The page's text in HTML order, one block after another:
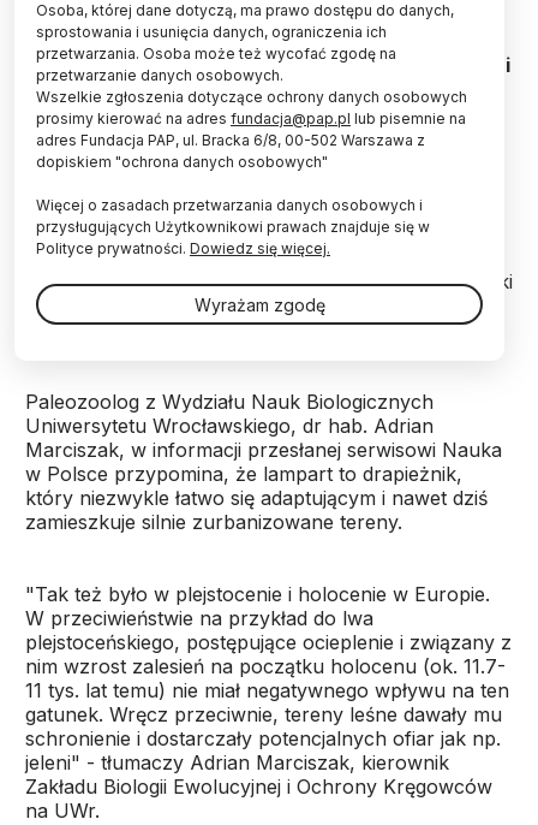
konkurentem, wilkiem jaskiniowym. Rysunek W. Gornig (fragm.)
Szczątki kopalnego lamparta, znalezione w Jaskini
Radochowskiej (Dolny Śląsk), mają 43-42 tys. lat -
ustalili naukowcy z Polski i Włoch. Sugerują, że w
czasach występowania tego drapieżnika klimat
regionu był względnie ciepły i wilgotny.
Wiek szczątków drapieżnika określili naukowcy z
Uniwersytetu Wrocławskiego, Uniwersytetu
Przyrodniczego we Wrocławiu, Instytutu Systematyki
i Ewolucji Zwierząt PAN w Krakowie i z włoskiego
Uniwersytetu w Bolonii.
Paleozoolog z Wydziału Nauk Biologicznych
Uniwersytetu Wrocławskiego, dr hab. Adrian
Marciszak, w informacji przesłanej serwisowi Nauka
w Polsce przypomina, że lampart to drapieżnik,
który niezwykle łatwo się adaptującym i nawet dziś
zamieszkuje silnie zurbanizowane tereny.
"Tak też było w plejstocenie i holocenie w Europie.
W przeciwieństwie na przykład do lwa
plejstoceńskiego, postępujące ocieplenie i związany z
nim wzrost zalesień na początku holocenu (ok. 11.7-
11 tys. lat temu) nie miał negatywnego wpływu na ten
gatunek. Wręcz przeciwnie, tereny leśne dawały mu
schronienie i dostarczały potencjalnych ofiar jak np.
jeleni" - tłumaczy Adrian Marciszak, kierownik
Zakładu Biologii Ewolucyjnej i Ochrony Kręgowców
na UWr.
Osoba, której dane dotyczą, ma prawo dostępu do danych,
sprostowania i usunięcia danych, ograniczenia ich
przetwarzania. Osoba może też wycofać zgodę na
przetwarzanie danych osobowych.
Wszelkie zgłoszenia dotyczące ochrony danych osobowych
prosimy kierować na adres fundacja@pap.pl lub pisemnie na
adres Fundacja PAP, ul. Bracka 6/8, 00-502 Warszawa z
dopiskiem "ochrona danych osobowych"
Więcej o zasadach przetwarzania danych osobowych i
przysługujących Użytkownikowi prawach znajduje się w
Polityce prywatności. Dowiedz się więcej.
Wyrażam zgodę